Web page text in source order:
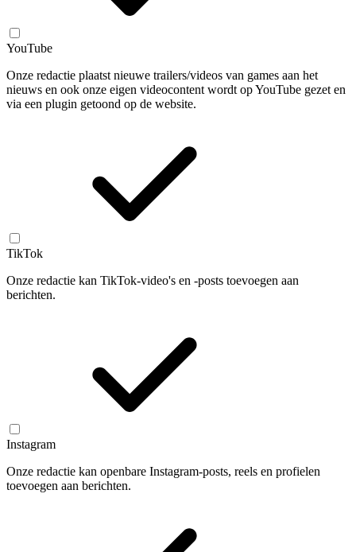
YouTube
Onze redactie plaatst nieuwe trailers/videos van games aan het
nieuws en ook onze eigen videocontent wordt op YouTube gezet en
via een plugin getoond op de website.
TikTok
Onze redactie kan TikTok-video's en -posts toevoegen aan
berichten.
Instagram
Onze redactie kan openbare Instagram-posts, reels en profielen
toevoegen aan berichten.